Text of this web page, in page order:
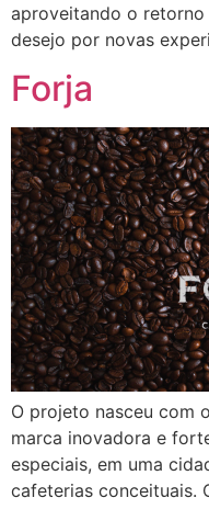
aproveitando o
desejo por novas
Forja
O projeto nasceu com
marca inovadora e
especiais, em uma
cafeterias conceituais.